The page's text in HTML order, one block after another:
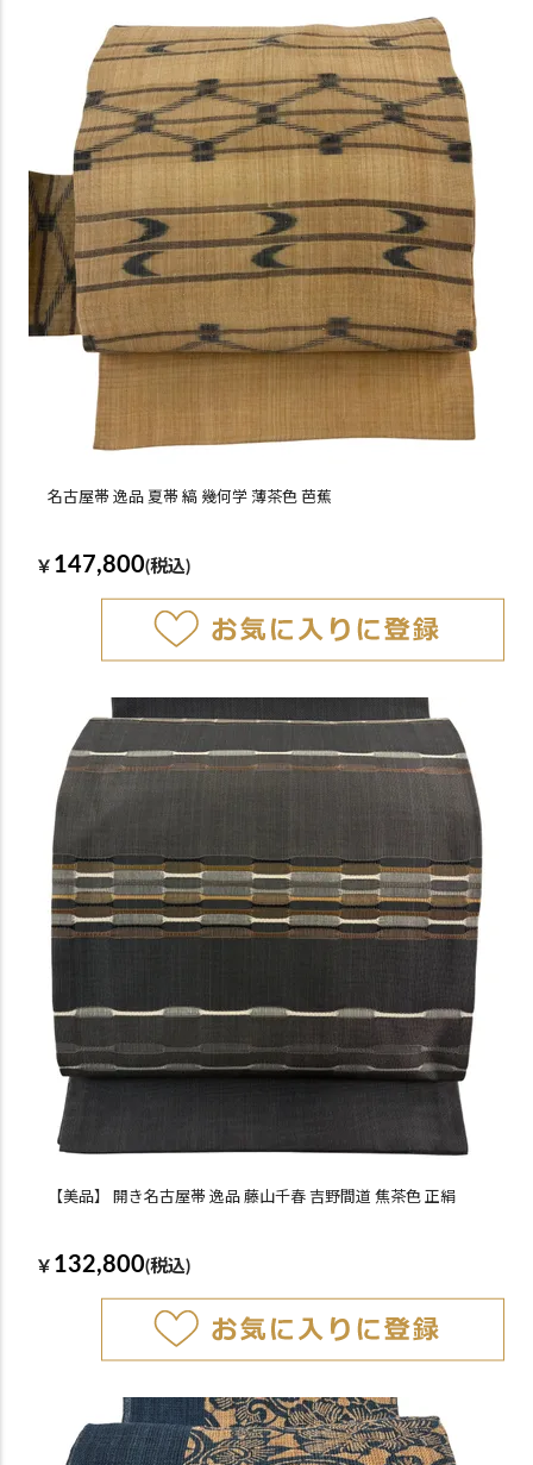
名古屋帯 逸品 夏帯 縞 幾何学 薄茶色 芭蕉
￥ 147,800(税込)
【美品】 開き名古屋帯 逸品 藤山千春 吉野間道 焦茶色 正絹
￥ 132,800(税込)